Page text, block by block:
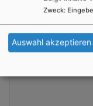
Zweck:
Auswahl akzeptieren